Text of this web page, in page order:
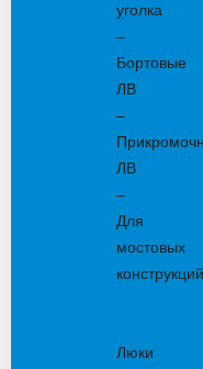
уголка
–
Бортовые
ЛВ
–
ЛВ
–
Для
мостовых
конструкций
Люки